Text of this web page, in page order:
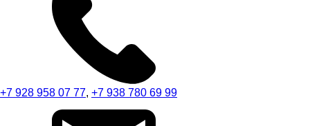
+7 928 958 07 77, +7 938 780 69 99